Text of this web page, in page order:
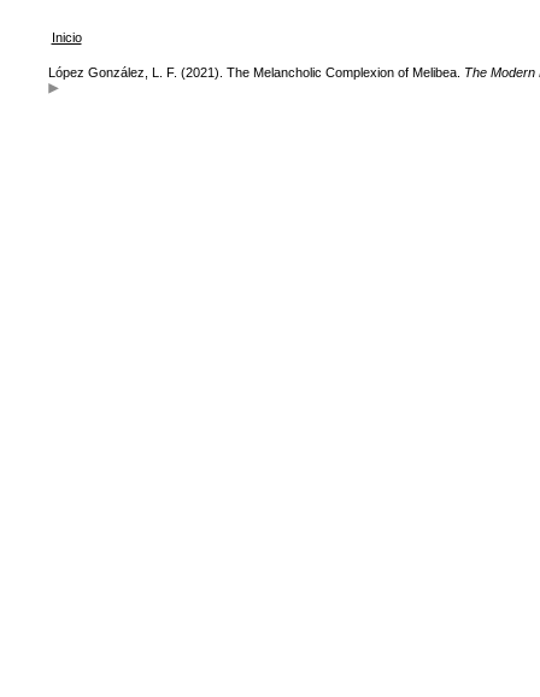
Inicio
López González, L. F. (2021). The Melancholic Complexion of Melibea. The Modern